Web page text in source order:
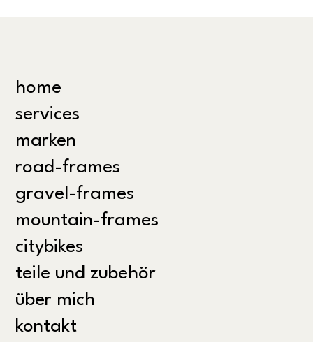
home
services
marken
road-frames
gravel-frames
mountain-frames
citybikes
teile und zubehör
über mich
kontakt